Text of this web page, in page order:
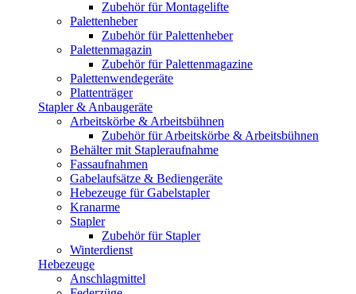
Zubehör für Montagelifte
Palettenheber
Zubehör für Palettenheber
Palettenmagazin
Zubehör für Palettenmagazine
Palettenwendegeräte
Plattenträger
Stapler & Anbaugeräte
Arbeitskörbe & Arbeitsbühnen
Zubehör für Arbeitskörbe & Arbeitsbühnen
Behälter mit Stapleraufnahme
Fassaufnahmen
Gabelaufsätze & Bediengeräte
Hebezeuge für Gabelstapler
Kranarme
Stapler
Zubehör für Stapler
Winterdienst
Hebezeuge
Anschlagmittel